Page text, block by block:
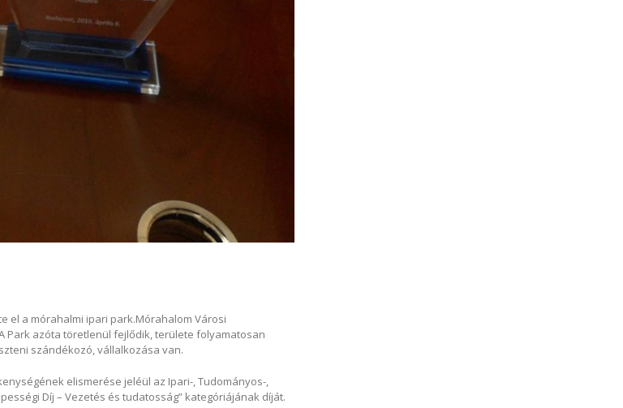
el a mórahalmi ipari park.Mórahalom Városi
Park azóta töretlenül fejlődik, területe folyamatosan
szándékozó, vállalkozása van.
elismerése jeléül az Ipari-, Tudományos-,
Díj – Vezetés és tudatosság” kategóriájának díját.